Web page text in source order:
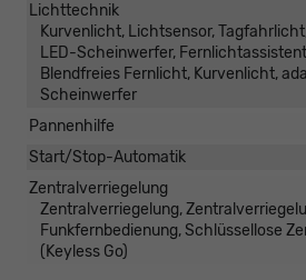
Lichttechnik
Kurvenlicht, Lichtsensor,
LED-Scheinwerfer,
Blendfreies Fernlicht, Kurvenlicht,
Scheinwerfer
Pannenhilfe
Start/Stop-Automatik
Zentralverriegelung
Zentralverriegelung,
Funkfernbedienung, Schlüssellose
(Keyless Go)